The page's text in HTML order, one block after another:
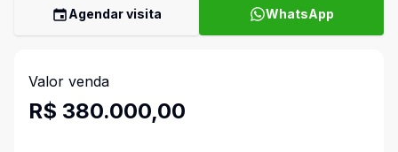
Agendar visita WhatsApp
Valor venda
R$ 380.000,00